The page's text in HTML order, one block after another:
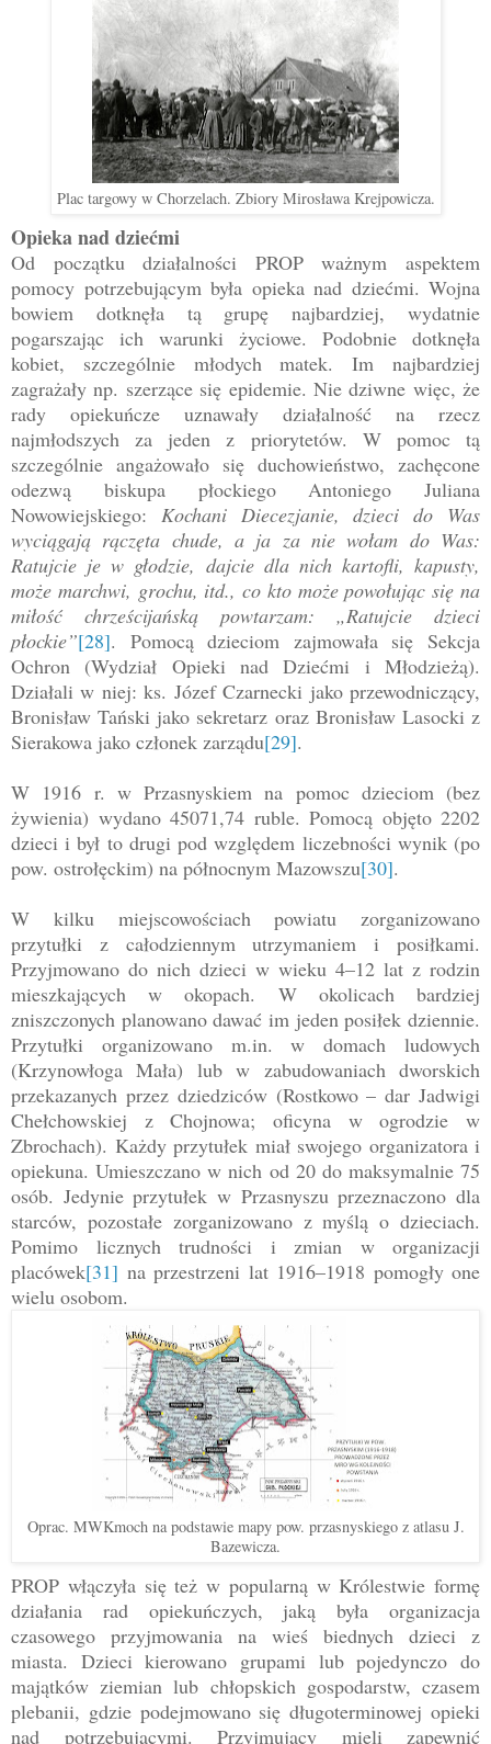
Plac targowy w Chorzelach. Zbiory Mirosława Krejpowicza.
Opieka nad dziećmi
Od początku działalności PROP ważnym aspektem
pomocy potrzebującym była opieka nad dziećmi. Wojna
bowiem dotknęła tą grupę najbardziej, wydatnie
pogarszając ich warunki życiowe. Podobnie dotknęła
kobiet, szczególnie młodych matek. Im najbardziej
zagrażały np. szerzące się epidemie. Nie dziwne więc, że
rady opiekuńcze uznawały działalność na rzecz
najmłodszych za jeden z priorytetów. W pomoc tą
szczególnie angażowało się duchowieństwo, zachęcone
odezwą biskupa płockiego Antoniego Juliana
Nowowiejskiego: Kochani Diecezjanie, dzieci do Was
wyciągają rączęta chude, a ja za nie wołam do Was:
Ratujcie je w głodzie, dajcie dla nich kartofli, kapusty,
może marchwi, grochu, itd., co kto może powołując się na
miłość chrześcijańską powtarzam: „Ratujcie dzieci
płockie”[28]. Pomocą dzieciom zajmowała się Sekcja
Ochron (Wydział Opieki nad Dziećmi i Młodzieżą).
Działali w niej: ks. Józef Czarnecki jako przewodniczący,
Bronisław Tański jako sekretarz oraz Bronisław Lasocki z
Sierakowa jako członek zarządu[29].
W 1916 r. w Przasnyskiem na pomoc dzieciom (bez
żywienia) wydano 45071,74 ruble. Pomocą objęto 2202
dzieci i był to drugi pod względem liczebności wynik (po
pow. ostrołęckim) na północnym Mazowszu[30].
W kilku miejscowościach powiatu zorganizowano
przytułki z całodziennym utrzymaniem i posiłkami.
Przyjmowano do nich dzieci w wieku 4–12 lat z rodzin
mieszkających w okopach. W okolicach bardziej
zniszczonych planowano dawać im jeden posiłek dziennie.
Przytułki organizowano m.in. w domach ludowych
(Krzynowłoga Mała) lub w zabudowaniach dworskich
przekazanych przez dziedziców (Rostkowo – dar Jadwigi
Chełchowskiej z Chojnowa; oficyna w ogrodzie w
Zbrochach). Każdy przytułek miał swojego organizatora i
opiekuna. Umieszczano w nich od 20 do maksymalnie 75
osób. Jedynie przytułek w Przasnyszu przeznaczono dla
starców, pozostałe zorganizowano z myślą o dzieciach.
Pomimo licznych trudności i zmian w organizacji
placówek[31] na przestrzeni lat 1916–1918 pomogły one
wielu osobom.
Oprac. MWKmoch na podstawie mapy pow. przasnyskiego z atlasu J.
Bazewicza.
PROP włączyła się też w popularną w Królestwie formę
działania rad opiekuńczych, jaką była organizacja
czasowego przyjmowania na wieś biednych dzieci z
miasta. Dzieci kierowano grupami lub pojedynczo do
majątków ziemian lub chłopskich gospodarstw, czasem
plebanii, gdzie podejmowano się długoterminowej opieki
nad potrzebującymi. Przyjmujący mieli zapewnić